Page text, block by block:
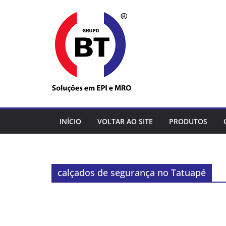
INÍCIO VOLTAR AO SITE PRODUTOS
calçados de segurança no Tatuapé